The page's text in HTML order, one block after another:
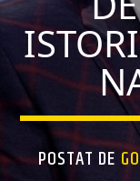
POSTAT DE